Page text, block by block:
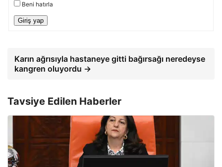
Beni hatırla
Giriş yap
Karın ağrısıyla hastaneye gitti bağırsağı neredeyse
kangren oluyordu →
Tavsiye Edilen Haberler